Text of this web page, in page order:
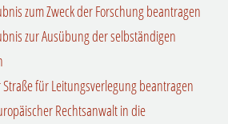
zum Zweck der Forschung beantragen
zur Ausübung der selbständigen
für Leitungsverlegung beantragen
Rechtsanwalt in die